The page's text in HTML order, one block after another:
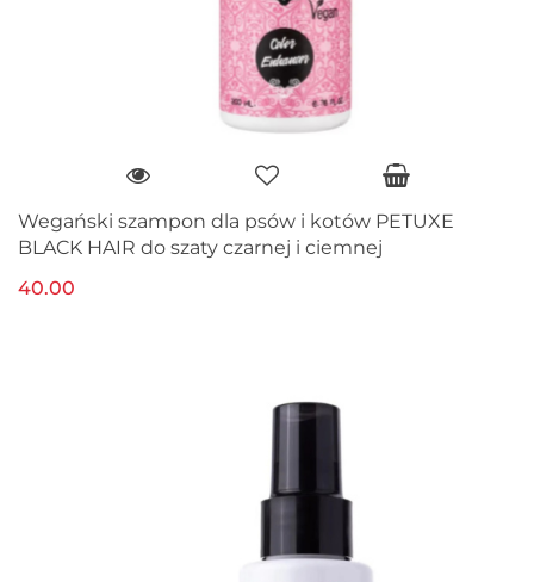
Wegański szampon dla psów i kotów PETUXE
BLACK HAIR do szaty czarnej i ciemnej
40.00